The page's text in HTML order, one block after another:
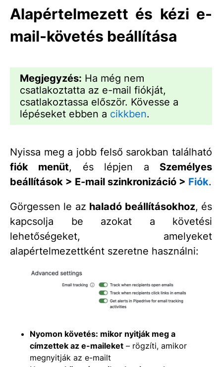
Alapértelmezett és kézi e-
mail-követés beállítása
Megjegyzés: Ha még nem
csatlakoztatta az e-mail fiókját,
csatlakoztassa először. Kövesse a
lépéseket ebben a cikkben.
Nyissa meg a jobb felső sarokban található
fiók menüt, és lépjen a Személyes
beállítások > E-mail szinkronizáció > Fiók.
Görgessen le az haladó beállításokhoz, és
kapcsolja be azokat a követési
lehetőségeket, amelyeket
alapértelmezettként szeretne használni:
Nyomon követés: mikor nyitják meg a
címzettek az e-maileket – rögzíti, amikor
megnyitják az e-mailt